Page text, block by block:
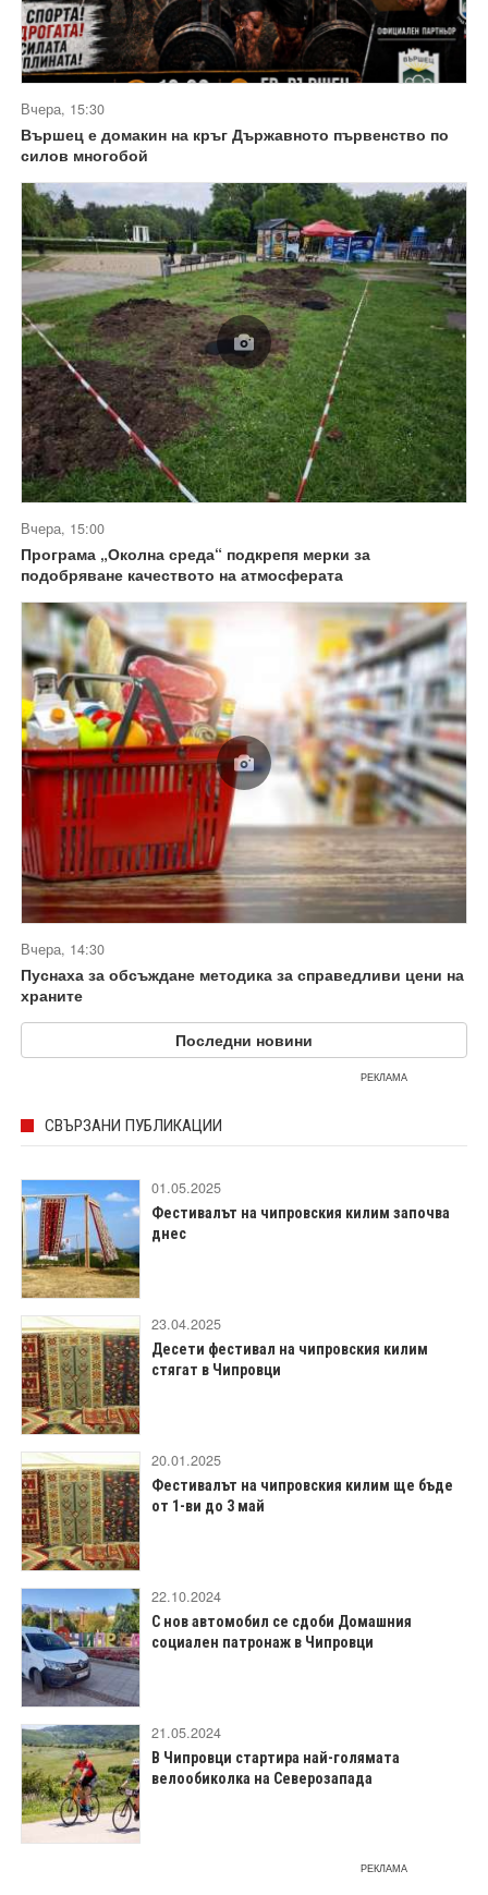
Вчера, 15:30
Вършец е домакин на кръг Държавното първенство по
силов многобой
Вчера, 15:00
Програма „Околна среда“ подкрепя мерки за
подобряване качеството на атмосферата
Вчера, 14:30
Пуснаха за обсъждане методика за справедливи цени на
храните
Последни новини
РЕКЛАМА
СВЪРЗАНИ ПУБЛИКАЦИИ
01.05.2025
Фестивалът на чипровския килим започва
днес
23.04.2025
Десети фестивал на чипровския килим
стягат в Чипровци
20.01.2025
Фестивалът на чипровския килим ще бъде
от 1-ви до 3 май
22.10.2024
С нов автомобил се сдоби Домашния
социален патронаж в Чипровци
21.05.2024
В Чипровци стартира най-голямата
велообиколка на Северозапада
РЕКЛАМА